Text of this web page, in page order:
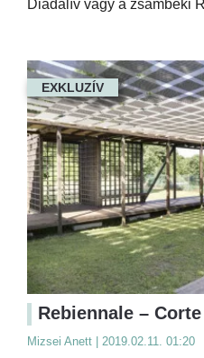
Diadalív vagy a zsámbéki
EXKLUZÍV
Rebiennale –
Mizsei Anett | 2019.02.11. 01:20